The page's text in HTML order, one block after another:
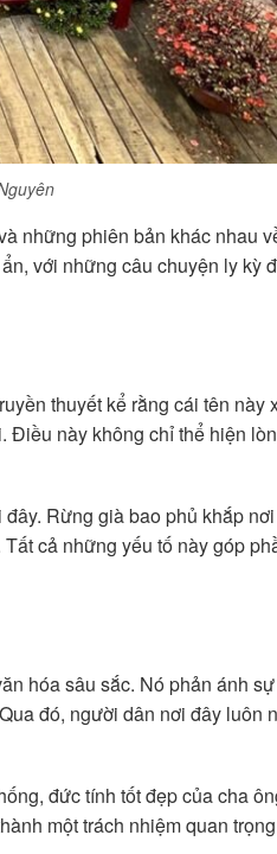
những phiên bản khác nhau
với những câu chuyện ly kỳ
thuyết kể rằng cái tên này
Điều này không chỉ thể hiện
Rừng già bao phủ khắp
cả những yếu tố này góp
hóa sâu sắc. Nó phản ánh
đó, người dân nơi đây luôn
đức tính tốt đẹp của cha
một trách nhiệm quan